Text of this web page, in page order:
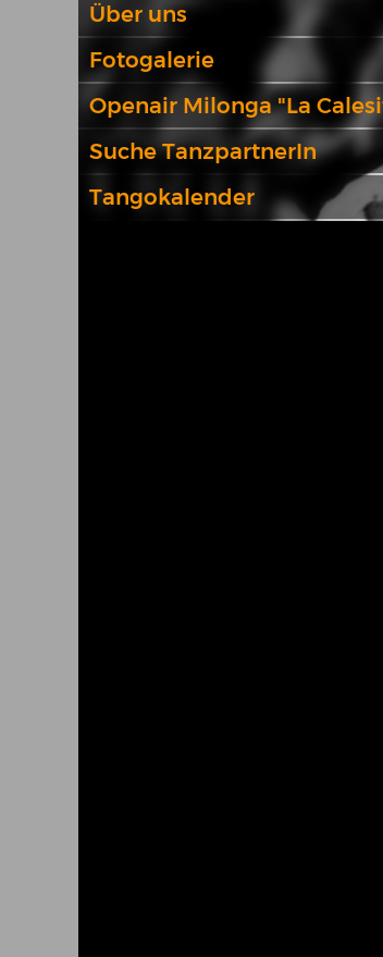
Über uns
Fotogalerie
Openair Milonga "La
Suche TanzpartnerIn
Tangokalender